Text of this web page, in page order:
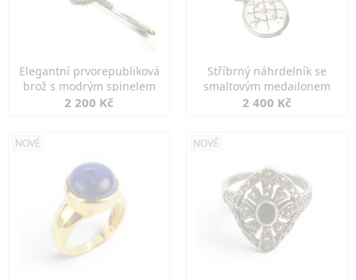
Elegantní prvorepubliková
brož s modrým spinelem
2 200 Kč
Stříbrný náhrdelník se
smaltovým medailonem
2 400 Kč
NOVÉ NOVÉ